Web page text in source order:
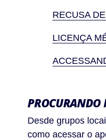
RECUSA
LICENÇA
PROCURANDO
Desde grupos
como acessar o